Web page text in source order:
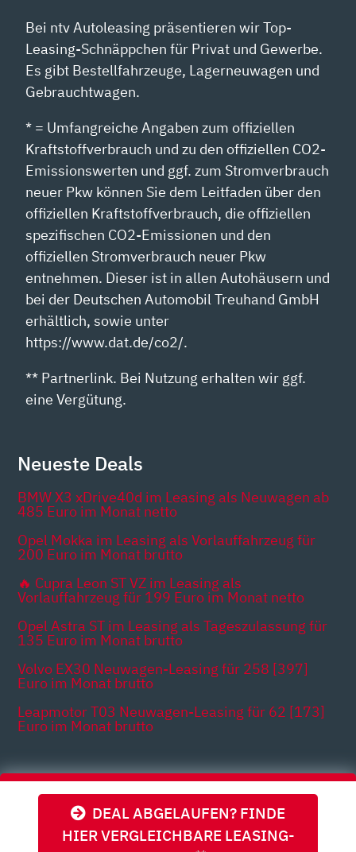
DEAL ABGELAUFEN? FINDE
HIER VERGLEICHBARE LEASING-
Bei ntv Autoleasing präsentieren wir Top-
Leasing-Schnäppchen für Privat und Gewerbe.
Es gibt Bestellfahrzeuge, Lagerneuwagen und
Gebrauchtwagen.
* = Umfangreiche Angaben zum offiziellen
Kraftstoffverbrauch und zu den offiziellen CO2-
Emissionswerten und ggf. zum Stromverbrauch
neuer Pkw können Sie dem Leitfaden über den
offiziellen Kraftstoffverbrauch, die offiziellen
spezifischen CO2-Emissionen und den
offiziellen Stromverbrauch neuer Pkw
entnehmen. Dieser ist in allen Autohäusern und
bei der Deutschen Automobil Treuhand GmbH
erhältlich, sowie unter
https://www.dat.de/co2/.
** Partnerlink. Bei Nutzung erhalten wir ggf.
eine Vergütung.
Neueste Deals
BMW X3 xDrive40d im Leasing als Neuwagen ab
485 Euro im Monat netto
Opel Mokka im Leasing als Vorlauffahrzeug für
200 Euro im Monat brutto
🔥 Cupra Leon ST VZ im Leasing als
Vorlauffahrzeug für 199 Euro im Monat netto
Opel Astra ST im Leasing als Tageszulassung für
135 Euro im Monat brutto
Volvo EX30 Neuwagen-Leasing für 258 [397]
Euro im Monat brutto
Leapmotor T03 Neuwagen-Leasing für 62 [173]
Euro im Monat brutto